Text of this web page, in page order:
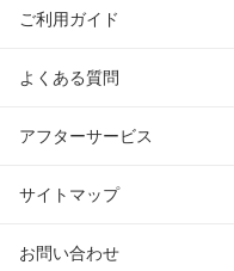
ご利用ガイド
よくある質問
アフターサービス
サイトマップ
お問い合わせ